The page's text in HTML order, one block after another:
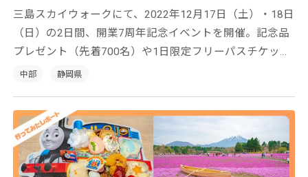
三島スカイウォークにて、2022年12月17日（土）・18日
（日）の2日間、開業7周年記念イベントを開催。記念品
プレゼント（先着700名）や1日限定フリーパスチケット
販売などを実施します。
中部 静岡県